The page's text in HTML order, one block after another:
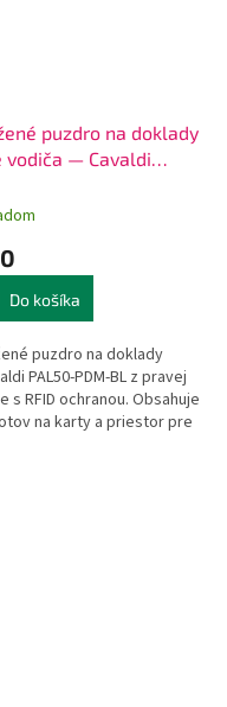
puzdro na doklady
vodiča — Cavaldi
Do košíka
puzdro na doklady
PAL50-PDM-BL z pravej
s RFID ochranou. Obsahuje
na karty a priestor pre